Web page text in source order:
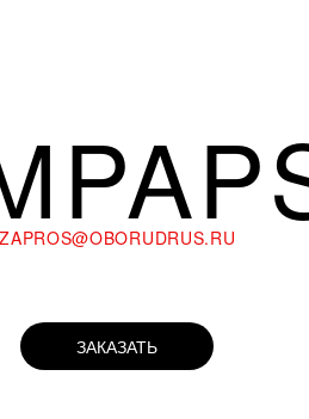
ZAPROS@OBORUDRUS.RU
ЗАКАЗАТЬ